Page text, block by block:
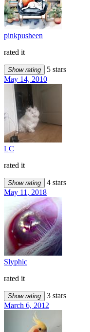
pinkpusheen
rated it
Show rating
5 stars
May 14, 2010
LC
rated it
Show rating
4 stars
May 11, 2018
Slyphic
rated it
Show rating
3 stars
March 6, 2012